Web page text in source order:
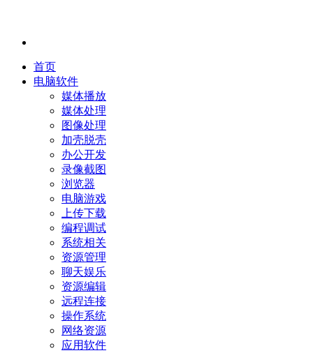
首页
电脑软件
媒体播放
媒体处理
图像处理
加壳脱壳
办公开发
录像截图
浏览器
电脑游戏
上传下载
编程调试
系统相关
资源管理
聊天娱乐
资源编辑
远程连接
操作系统
网络资源
应用软件